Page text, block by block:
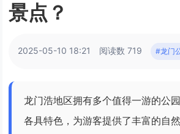
景点？
2025-05-10 18:21 阅读数 719 #龙门
龙门浩地区拥有多个值得一游的公
各具特色，为游客提供了丰富的自